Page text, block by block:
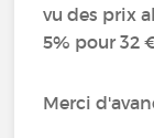
vu des prix
5% pour 32
Merci